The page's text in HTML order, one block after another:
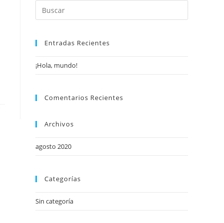
Buscar
en
webEntradas Recientes
¡Hola, mundo!
Comentarios Recientes
Archivos
agosto 2020
Categorías
Sin categoría